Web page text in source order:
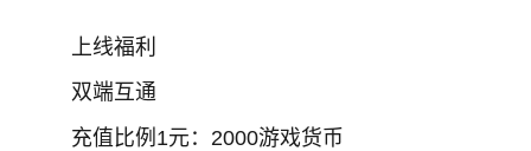
上线福利
双端互通
充值比例1元：2000游戏货币